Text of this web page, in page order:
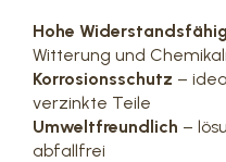
Hohe
Witterung und
Korrosionsschutz –
verzinkte Teile
Umweltfreundlich –
abfallfrei